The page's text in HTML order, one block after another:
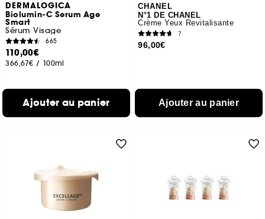
DERMALOGICA
Biolumin-C Serum Age
Smart
Sérum Visage
665
110,00€
366,67€ / 100ml
Ajouter au panier
CHANEL
N°1 DE CHANEL
Crème Yeux Revitalisante
7
96,00€
Ajouter au panier